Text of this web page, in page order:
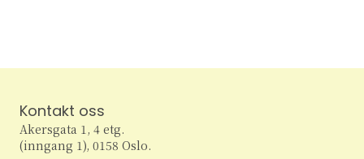
Kontakt oss
Akersgata 1, 4 etg.
(inngang 1), 0158 Oslo.